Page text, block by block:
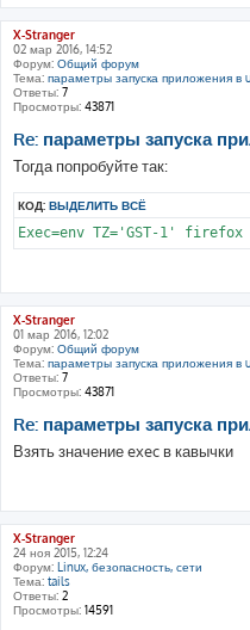
X-Stranger
02 мар 2016, 14:52
Форум: Общий форум
Тема: параметры запуска приложения в
Ответы: 7
Просмотры: 43871
Re: параметры запуска
Тогда попробуйте так:
КОД: ВЫДЕЛИТЬ ВСЁ
X-Stranger
01 мар 2016, 12:02
Форум: Общий форум
Тема: параметры запуска приложения в
Ответы: 7
Просмотры: 43871
Re: параметры запуска
Взять значение exec в кавычки
X-Stranger
24 ноя 2015, 12:24
Форум: Linux, безопасность, сети
Тема: tails
Ответы: 2
Просмотры: 14591